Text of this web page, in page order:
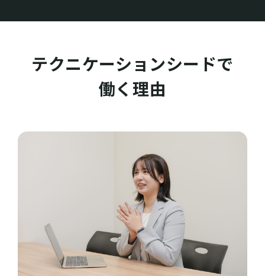
テクニケーションシードで
働く理由